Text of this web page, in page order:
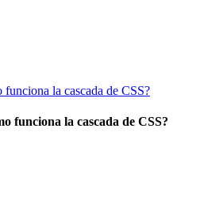
funciona la cascada de CSS?
funciona la cascada de CSS?